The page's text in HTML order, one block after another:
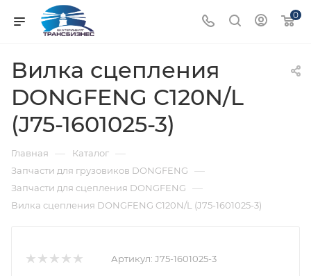
0
Вилка сцепления
DONGFENG C120N/L
(J75-1601025-3)
Главная — Каталог —
Запчасти для грузовиков DONGFENG —
Запчасти для сцепления DONGFENG —
Вилка сцепления DONGFENG C120N/L (J75-1601025-3)
Артикул: J75-1601025-3